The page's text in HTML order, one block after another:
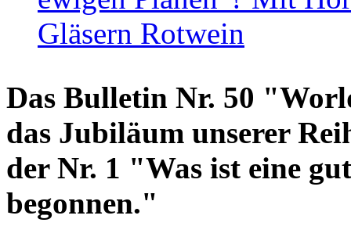
Gläsern Rotwein
Das Bulletin Nr. 50
das Jubiläum unserer
der Nr. 1 "Was ist eine
begonnen."